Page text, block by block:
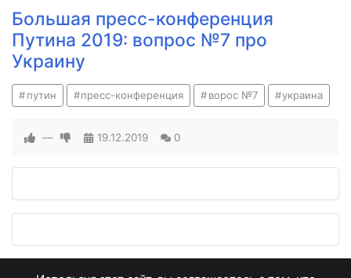
Большая пресс-конференция
Путина 2019: вопрос №7 про
Украину
путин пресс-конференция ворос №7 украина
— 19.12.2019 0